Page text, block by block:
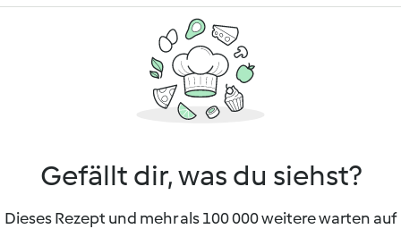
Gefällt dir, was du siehst?
Dieses Rezept und mehr als 100 000 weitere warten auf